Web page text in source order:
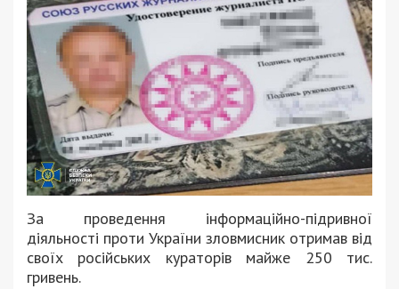
За проведення інформаційно-підривної
діяльності проти України зловмисник отримав від
своїх російських кураторів майже 250 тис.
гривень.